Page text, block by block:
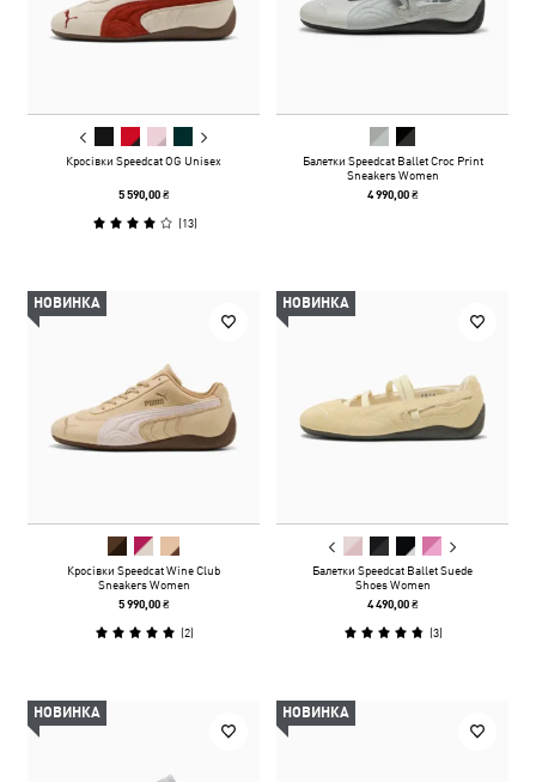
Кросівки Speedcat OG Unisex
5 590,00 ₴
(13)
Балетки Speedcat Ballet Croc Print
Sneakers Women
4 990,00 ₴
НОВИНКА
Кросівки Speedcat Wine Club
Sneakers Women
5 990,00 ₴
(2)
НОВИНКА
Балетки Speedcat Ballet Suede
Shoes Women
4 490,00 ₴
(3)
НОВИНКА НОВИНКА